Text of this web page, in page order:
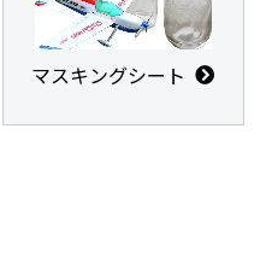
マスキングシート